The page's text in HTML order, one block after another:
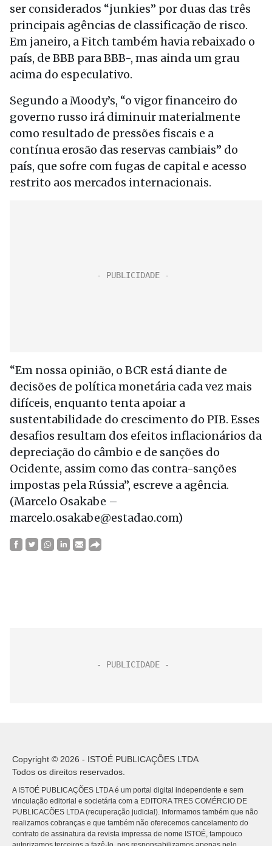
ser considerados “junkies” por duas das três
principais agências de classificação de risco.
Em janeiro, a Fitch também havia rebaixado o
país, de BBB para BBB-, mas ainda um grau
acima do especulativo.
Segundo a Moody’s, “o vigor financeiro do
governo russo irá diminuir materialmente
como resultado de pressões fiscais e a
contínua erosão das reservas cambiais” do
país, que sofre com fugas de capital e acesso
restrito aos mercados internacionais.
“Em nossa opinião, o BCR está diante de
decisões de política monetária cada vez mais
difíceis, enquanto tenta apoiar a
sustentabilidade do crescimento do PIB. Esses
desafios resultam dos efeitos inflacionários da
depreciação do câmbio e de sanções do
Ocidente, assim como das contra-sanções
impostas pela Rússia”, escreve a agência.
(Marcelo Osakabe –
marcelo.osakabe@estadao.com)
Copyright © 2026 - ISTOÉ PUBLICAÇÕES LTDA
Todos os direitos reservados.
A ISTOÉ PUBLICAÇÕES LTDA é um portal digital independente e sem
vinculação editorial e societária com a EDITORA TRES COMÉRCIO DE
PUBLICACÕES LTDA (recuperação judicial). Informamos também que não
realizamos cobranças e que também não oferecemos cancelamento do
contrato de assinatura da revista impressa de nome ISTOÉ, tampouco